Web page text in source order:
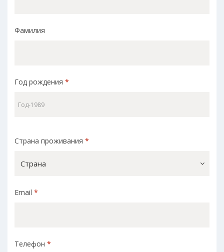
Фамилия
Год рождения *
Страна проживания *
Страна
Email *
Телефон *